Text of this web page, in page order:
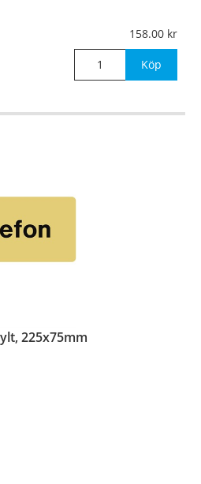
aluminium, 1mm (plan)
158.00
Köp
225x75mm
aluminium, 1mm (plan)